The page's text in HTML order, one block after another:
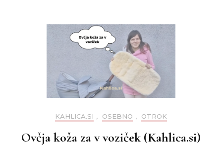
KAHLICA.SI , OSEBNO , OTROK
Ovčja koža za v voziček (Kahlica.si)